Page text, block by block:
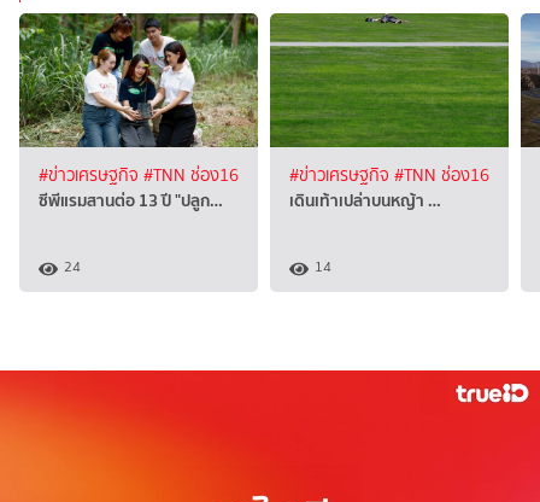
#ข่าวเศรษฐกิจ #TNN ช่อง16
ซีพีแรมสานต่อ 13 ปี "ปลูก…
24
#ข่าวเศรษฐกิจ #TNN ช่อง16
เดินเท้าเปล่าบนหญ้า …
14